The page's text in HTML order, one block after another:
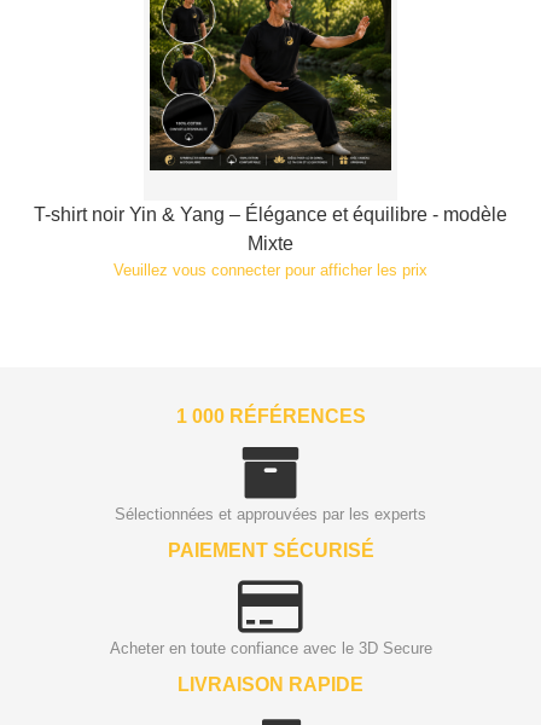
T-shirt noir Yin & Yang – Élégance et équilibre - modèle
Mixte
Veuillez vous connecter pour afficher les prix
1 000 RÉFÉRENCES
Sélectionnées et approuvées par les experts
PAIEMENT SÉCURISÉ
Acheter en toute confiance avec le 3D Secure
LIVRAISON RAPIDE